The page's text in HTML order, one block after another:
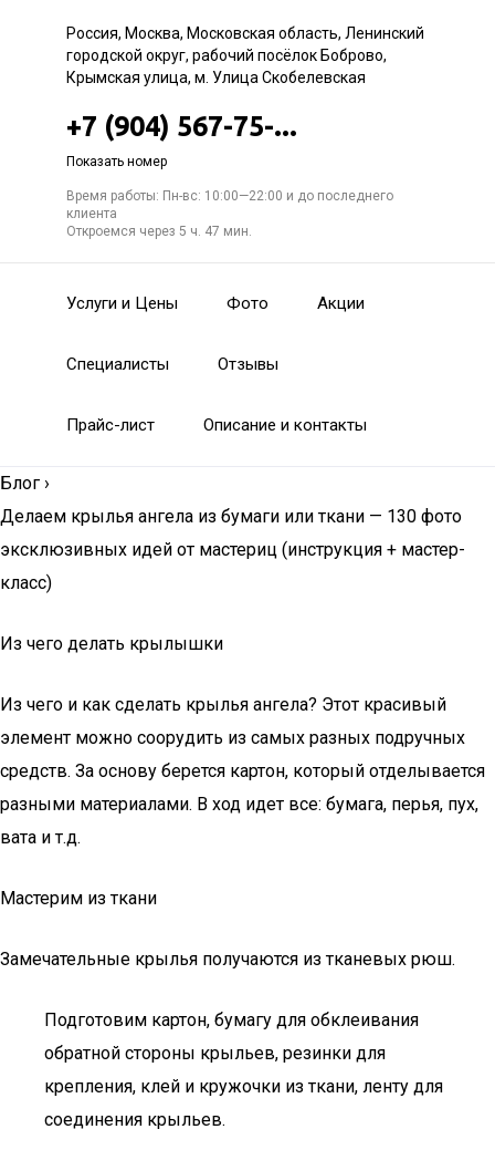
Россия, Москва, Московская область, Ленинский
городской округ, рабочий посёлок Боброво,
Крымская улица, м. Улица Скобелевская
+7 (904) 567-75-...
Показать номер
Время работы: Пн-вс: 10:00—22:00 и до последнего
клиента
Откроемся через 5 ч. 47 мин.
Услуги и Цены Фото Акции
Специалисты Отзывы
Прайс-лист Описание и контакты
Блог ›
Делаем крылья ангела из бумаги или ткани — 130 фото
эксклюзивных идей от мастериц (инструкция + мастер-
класс)
Из чего делать крылышки
Из чего и как сделать крылья ангела? Этот красивый
элемент можно соорудить из самых разных подручных
средств. За основу берется картон, который отделывается
разными материалами. В ход идет все: бумага, перья, пух,
вата и т.д.
Мастерим из ткани
Замечательные крылья получаются из тканевых рюш.
Подготовим картон, бумагу для обклеивания
обратной стороны крыльев, резинки для
крепления, клей и кружочки из ткани, ленту для
соединения крыльев.